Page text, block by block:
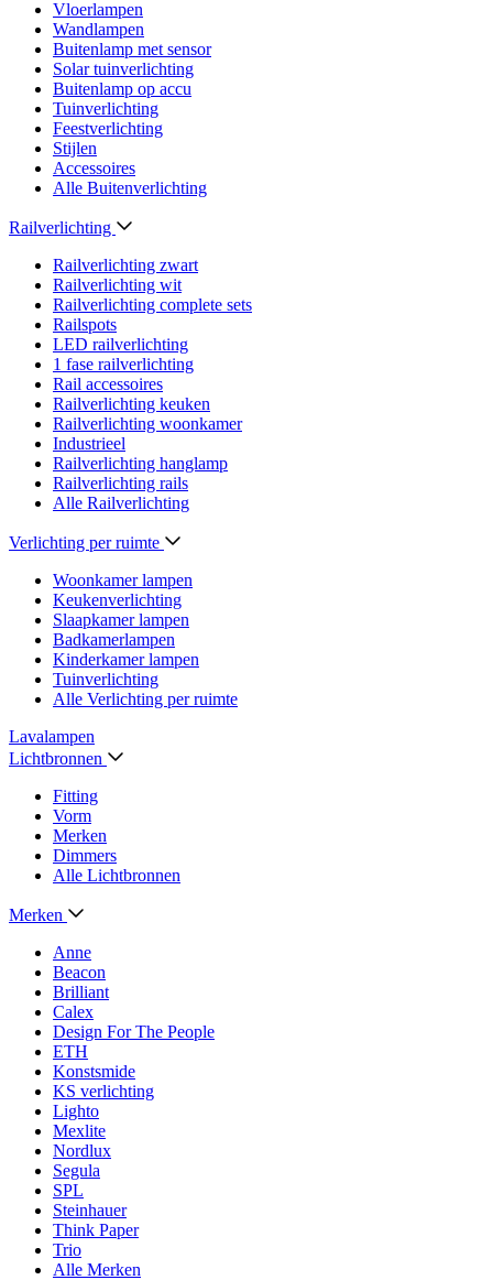
Vloerlampen
Wandlampen
Buitenlamp met sensor
Solar tuinverlichting
Buitenlamp op accu
Tuinverlichting
Feestverlichting
Stijlen
Accessoires
Alle Buitenverlichting
Railverlichting
Railverlichting zwart
Railverlichting wit
Railverlichting complete sets
Railspots
LED railverlichting
1 fase railverlichting
Rail accessoires
Railverlichting keuken
Railverlichting woonkamer
Industrieel
Railverlichting hanglamp
Railverlichting rails
Alle Railverlichting
Verlichting per ruimte
Woonkamer lampen
Keukenverlichting
Slaapkamer lampen
Badkamerlampen
Kinderkamer lampen
Tuinverlichting
Alle Verlichting per ruimte
Lavalampen
Lichtbronnen
Fitting
Vorm
Merken
Dimmers
Alle Lichtbronnen
Merken
Anne
Beacon
Brilliant
Calex
Design For The People
ETH
Konstsmide
KS verlichting
Lighto
Mexlite
Nordlux
Segula
SPL
Steinhauer
Think Paper
Trio
Alle Merken